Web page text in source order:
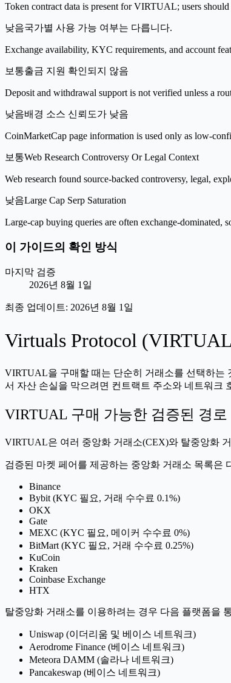
Token contract data is present for VIRTUAL; users
낮음국가별 사용 가능 여부는 다릅니다.
Exchange availability, KYC requirements, and account
보통출금 지원 확인되지 않음
Deposit and withdrawal support is not verified unless a
낮음배경 소스 신뢰도가 낮음
CoinMarketCap page information is used only as low-
보통Web Research Controversy Or Legal Context
Web research found source-backed controversy, legal,
낮음Large Cap Serp Saturation
Large-cap buying queries are often exchange-dominated,
이 가이드의 확인 방식
마지막 검증
2026년 8월 1일
최종 업데이트: 2026년 8월 1일
Virtuals Protocol
VIRTUAL을 구매할 때는 단순히 거래소를 선택하는
서 자산 손실을 막으려면 컨트랙트 주소와 네트워크
VIRTUAL 구매 가능한 검증된 경로
VIRTUAL은 여러 중앙화 거래소(CEX)와 탈중앙화
검증된 마켓 페어를 제공하는 중앙화 거래소 목록은
Binance
Bybit (KYC 필요, 거래 수수료 0.1%)
OKX
Gate
MEXC (KYC 필요, 메이커 수수료 0%)
BitMart (KYC 필요, 거래 수수료 0.25%)
KuCoin
Kraken
Coinbase Exchange
HTX
탈중앙화 거래소를 이용하려는 경우 다음 플랫폼을
Uniswap (이더리움 및 베이스 네트워크)
Aerodrome Finance (베이스 네트워크)
Meteora DAMM (솔라나 네트워크)
Pancakeswap (베이스 네트워크)